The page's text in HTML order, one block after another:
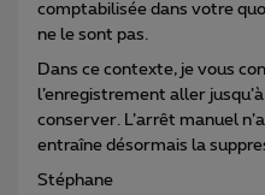
comptabilisée dans votre
ne le sont pas.
Dans ce contexte, je vous
l’enregistrement aller
conserver. L’arrêt manuel
entraîne désormais la
Stéphane